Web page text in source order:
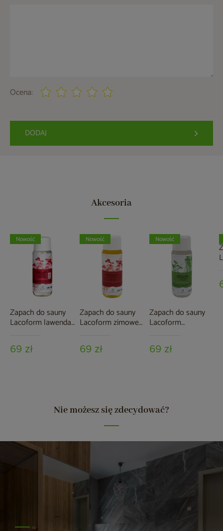
Ocena:
DODAJ
Akcesoria
Zapach do sauny
Lacoform lawenda
69 zł
Nowość
Zapach do sauny
Lacoform zimowe
69 zł
Nowość
Zapach do sauny
Lacoform
250 ml
69 zł
Nowość
Nie możesz się zdecydować?